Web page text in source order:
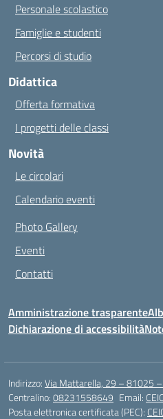
Personale scolastico
Famiglie e studenti
Percorsi di studio
Didattica
Offerta formativa
I progetti delle classi
Novità
Le circolari
Calendario eventi
Photo Gallery
Eventi
Contatti
Amministrazione trasparente
Dichiarazione di accessibilità
Indirizzo:Via Mattarella, 29 – 81025 –
Centralino:08231558649 Email:
Posta elettronica certificata (PEC):